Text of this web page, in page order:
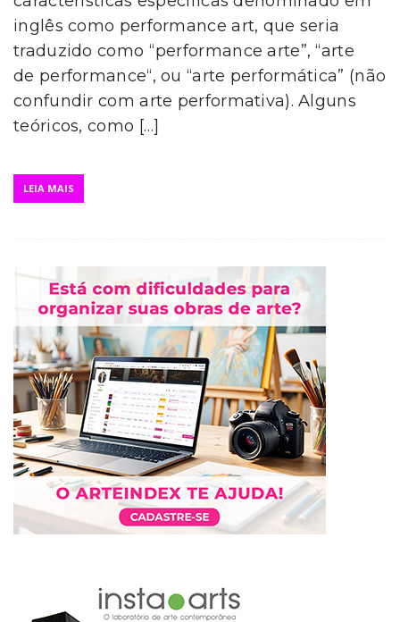
inglês como performance art, que seria
traduzido como “performance arte”, “arte
de performance“, ou “arte performática” (não
confundir com arte performativa). Alguns
teóricos, como […]
LEIA MAIS